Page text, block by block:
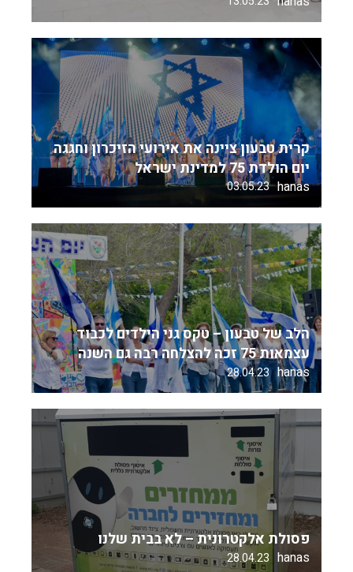
קרית טבעון ציינה את אירועי הזיכרון וחגגה
יום הולדת 75 למדינת ישראל
hanas
03.05.23
הלב של טבעון – טקס גני הילדים לכבוד
עצמאות 75 זכה להצלחה רבה גם השנה
hanas
28.04.23
פסולת אלקטרונית – לא בבית שלנו
hanas
28.04.23